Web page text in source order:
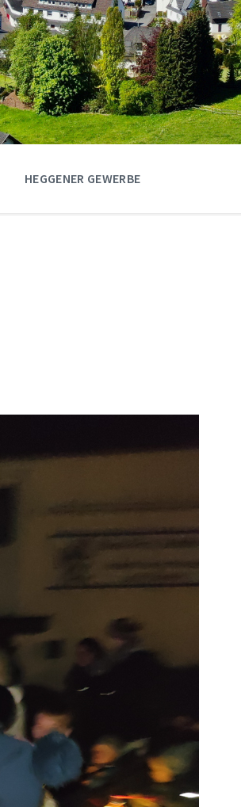
HEGGENER GEWERBE